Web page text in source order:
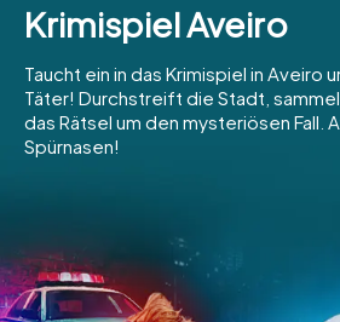
Städte
Touren
Teamevent
INT AT
ES
Krimispiel Aveiro
Taucht ein in das Krimispiel in Aveiro
Täter! Durchstreift die Stadt,
das Rätsel um den mysteriösen Fall.
Spürnasen!